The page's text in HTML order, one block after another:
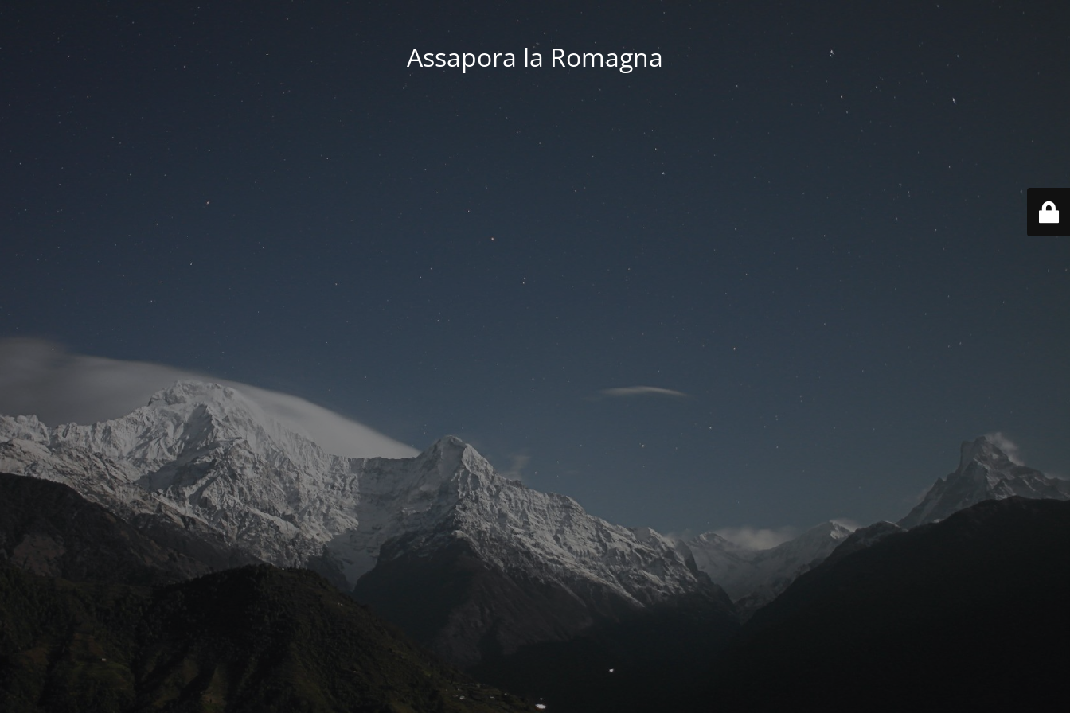
Assapora la Romagna